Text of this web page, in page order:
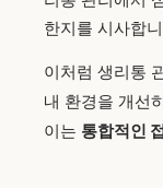
한지를 시사합
이처럼 생리통
내 환경을 개선
이는 통합적인